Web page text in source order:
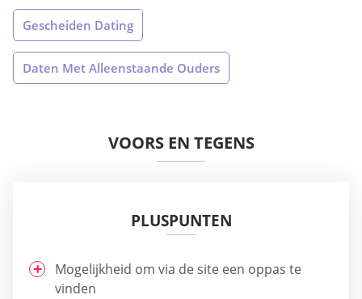
Gescheiden Dating
Daten Met Alleenstaande Ouders
VOORS EN TEGENS
PLUSPUNTEN
Mogelijkheid om via de site een oppas te
vinden